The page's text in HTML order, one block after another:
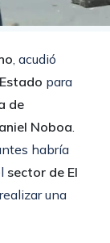
, acudió
para
de
Noboa.
habría
sector de El
una